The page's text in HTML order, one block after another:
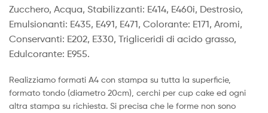
Zucchero, Acqua, Stabilizzanti: E414, E460i, Destrosio,
Emulsionanti: E435, E491, E471, Colorante: E171, Aromi,
Conservanti: E202, E330, Trigliceridi di acido grasso,
Edulcorante: E955.
Realizziamo formati A4 con stampa su tutta la superficie,
formato tondo (diametro 20cm), cerchi per cup cake ed ogni
altra stampa su richiesta. Si precisa che le forme non sono